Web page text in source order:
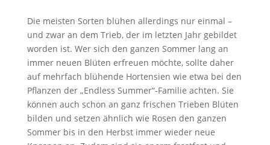
Die meisten Sorten blühen allerdings nur einmal –
und zwar an dem Trieb, der im letzten Jahr gebildet
worden ist. Wer sich den ganzen Sommer lang an
immer neuen Blüten erfreuen möchte, sollte daher
auf mehrfach blühende Hortensien wie etwa bei den
Pflanzen der „Endless Summer“-Familie achten. Sie
können auch schon an ganz frischen Trieben Blüten
bilden und setzen ähnlich wie Rosen den ganzen
Sommer bis in den Herbst immer wieder neue